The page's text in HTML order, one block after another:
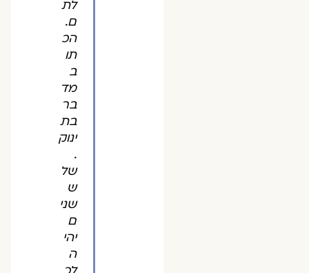
לת
ם.
הכ
תו
ב
מד
בר
בת
ינוק
של
ש
שני
ם
יהי
ה